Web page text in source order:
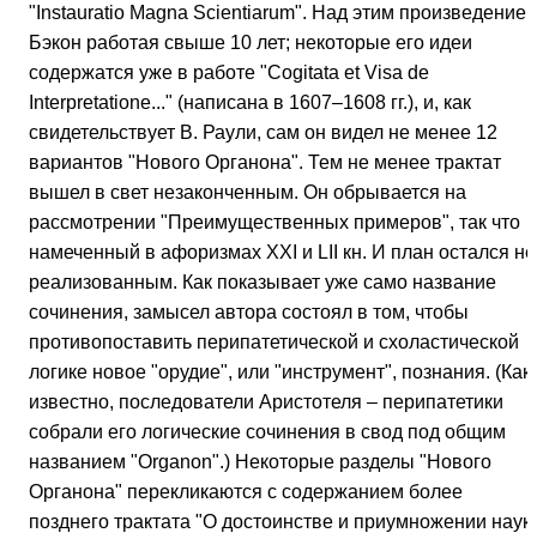
"Instauratio Magna Scientiarum". Над этим
Бэкон работая свыше 10 лет; некоторые его идеи
содержатся уже в работе "Соgitata et Visa de
Interpretatione..." (написана в 1607–1608 гг.), и, как
свидетельствует В. Раули, сам он видел не менее 12
вариантов "Нового Органона". Тем не менее трактат
вышел в свет незаконченным. Он обрывается на
рассмотрении "Преимущественных примеров", так что
намеченный в афоризмах XXI и LII кн. И план остался не
реализованным. Как показывает уже само название
сочинения, замысел автора состоял в том, чтобы
противопоставить перипатетической и схоластической
логике новое "орудие", или "инструмент", познания. (Как
известно, последователи Аристотеля – перипатетики
собрали его логические сочинения в свод под общим
названием "Organon".) Некоторые разделы "Нового
Органона" перекликаются с содержанием более
позднего трактата "О достоинстве и приумножении наук"